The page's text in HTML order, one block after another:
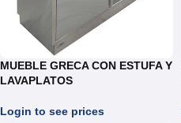
MUEBLE GRECA CON ESTUFA Y
LAVAPLATOS
Login to see prices